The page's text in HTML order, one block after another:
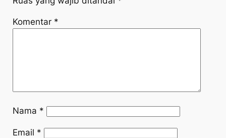
Komentar *
Nama *
Email *